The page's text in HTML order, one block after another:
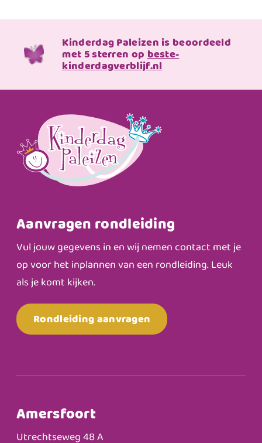
Kinderdag Paleizen is beoordeeld
met 5 sterren opbeste-
kinderdagverblijf.nl
Aanvragen rondleiding
Vul jouw gegevens in en wij nemen contact met je
op voor het inplannen van een rondleiding. Leuk
als je komt kijken.
Rondleiding aanvragen
Amersfoort
Utrechtseweg 48 A